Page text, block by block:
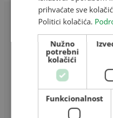
prihvaćate sve
Politici kolačića.
Nužno
potrebni
kolačići
Funkcionalnost